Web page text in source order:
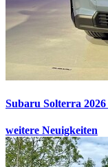
Subaru Solterra 2026
weitere Neuigkeiten